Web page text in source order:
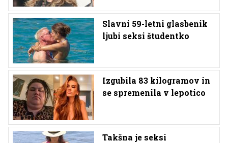
Slavni 59-letni glasbenik
ljubi seksi študentko
Izgubila 83 kilogramov in
se spremenila v lepotico
Takšna je seksi